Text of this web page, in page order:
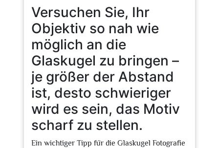
Versuchen Sie, Ihr
Objektiv so nah wie
möglich an die
Glaskugel zu bringen –
je größer der Abstand
ist, desto schwieriger
wird es sein, das Motiv
scharf zu stellen.
Ein wichtiger Tipp für die Glaskugel Fotografie